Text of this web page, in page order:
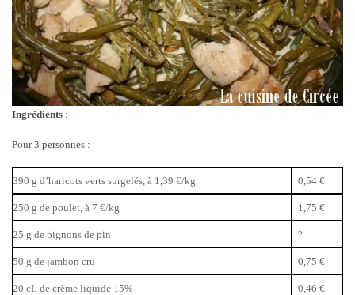
Ingrédients :
Pour 3 personnes :
390 g d’haricots verts surgelés, à 1,39 €/kg 0,54 €
250 g de poulet, à 7 €/kg 1,75 €
25 g de pignons de pin ?
50 g de jambon cru 0,75 €
20 cL de crème liquide 15% 0,46 €